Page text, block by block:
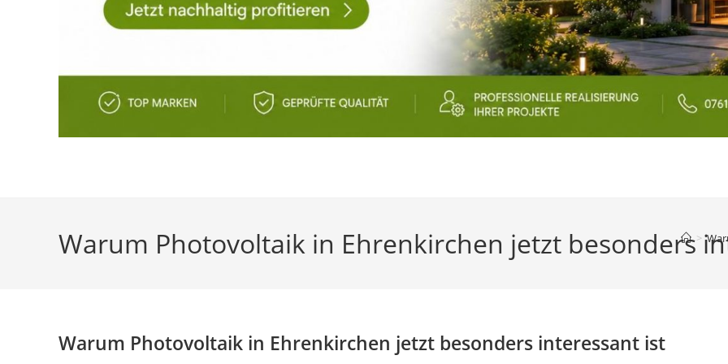
Warum Photovoltaik in Ehrenkirchen jetzt besonders>
Warum Photovoltaik in Ehrenkirchen jetzt besonders interessant ist